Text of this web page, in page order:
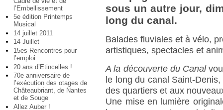
l’Embellissement
5e édition Printemps
Musical
14 juillet 2011
14 Juillet
15es Rencontres pour
l’emploi
20 ans d’Etincelles !
70e anniversaire de
l’exécution des otages de
Châteaubriant, de Nantes
et de Souge
Allez Auber !
sous un autre jour,
long du canal.
Balades fluviales et à vélo,
artistiques, spectacles et
A la découverte du Canal
le long du canal Saint-
des quartiers et aux
Une mise en lumière